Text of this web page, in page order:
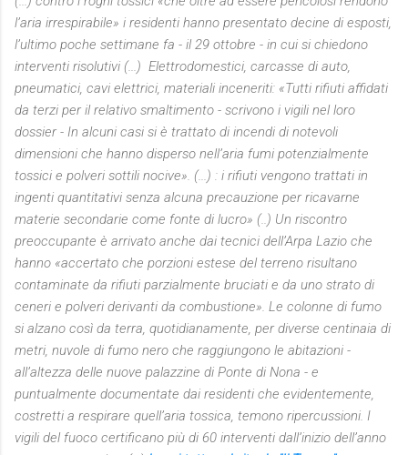
l’aria irrespirabile» i residenti hanno presentato decine di esposti,
l’ultimo poche settimane fa - il 29 ottobre - in cui si chiedono
interventi risolutivi (...) Elettrodomestici, carcasse di auto,
pneumatici, cavi elettrici, materiali inceneriti: «Tutti rifiuti affidati
da terzi per il relativo smaltimento - scrivono i vigili nel loro
dossier - In alcuni casi si è trattato di incendi di notevoli
dimensioni che hanno disperso nell’aria fumi potenzialmente
tossici e polveri sottili nocive». (...) : i rifiuti vengono trattati in
ingenti quantitativi senza alcuna precauzione per ricavarne
materie secondarie come fonte di lucro» (..) Un riscontro
preoccupante è arrivato anche dai tecnici dell’Arpa Lazio che
hanno «accertato che porzioni estese del terreno risultano
contaminate da rifiuti parzialmente bruciati e da uno strato di
ceneri e polveri derivanti da combustione». Le colonne di fumo
si alzano così da terra, quotidianamente, per diverse centinaia di
metri, nuvole di fumo nero che raggiungono le abitazioni -
all’altezza delle nuove palazzine di Ponte di Nona - e
puntualmente documentate dai residenti che evidentemente,
costretti a respirare quell’aria tossica, temono ripercussioni. I
vigili del fuoco certificano più di 60 interventi dall’inizio dell’anno